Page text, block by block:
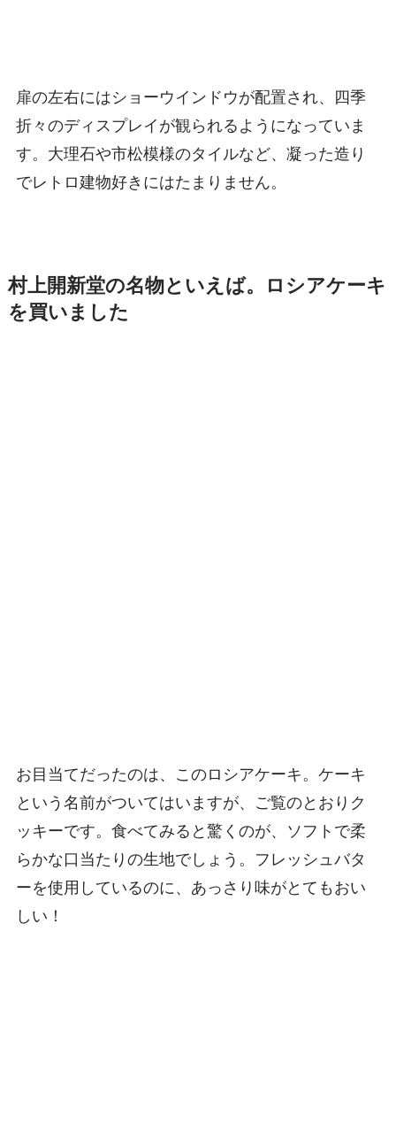
扉の左右にはショーウインドウが配置され、四季
折々のディスプレイが観られるようになっていま
す。大理石や市松模様のタイルなど、凝った造り
でレトロ建物好きにはたまりません。
村上開新堂の名物といえば。ロシアケーキ
を買いました
お目当てだったのは、このロシアケーキ。ケーキ
という名前がついてはいますが、ご覧のとおりク
ッキーです。食べてみると驚くのが、ソフトで柔
らかな口当たりの生地でしょう。フレッシュバタ
ーを使用しているのに、あっさり味がとてもおい
しい！